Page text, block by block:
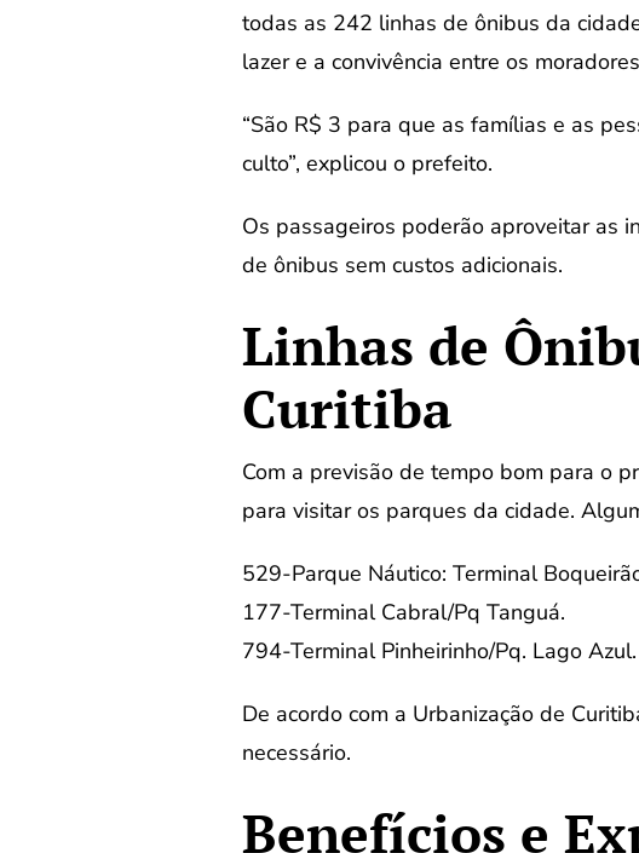
todas as 242 linhas de ônibus da
lazer e a convivência entre os
“São R$ 3 para que as famílias e as
culto”, explicou o prefeito.
Os passageiros poderão aproveitar as
de ônibus sem custos adicionais.
Linhas de
Curitiba
Com a previsão de tempo bom para o
para visitar os parques da cidade.
529-Parque Náutico: Terminal
177-Terminal Cabral/Pq Tanguá.
794-Terminal Pinheirinho/Pq. Lago Azul.
De acordo com a Urbanização de
necessário.
Benefícios e